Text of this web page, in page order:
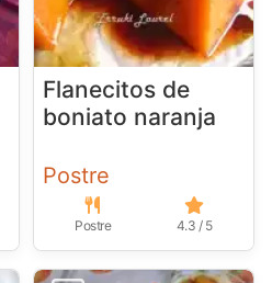
Flanecitos de
boniato naranja
Postre
Postre 4.3 / 5